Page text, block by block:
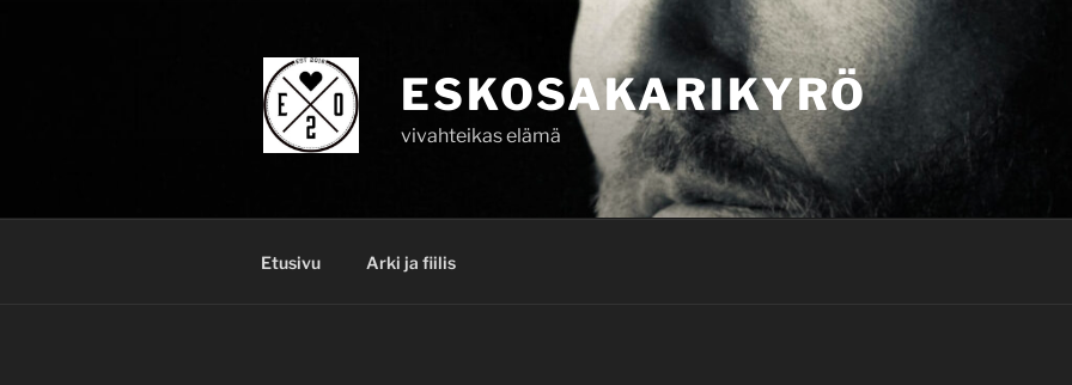
ESKOSAKARIKYRÖ
vivahteikas elämä
Etusivu Arki ja fiilis